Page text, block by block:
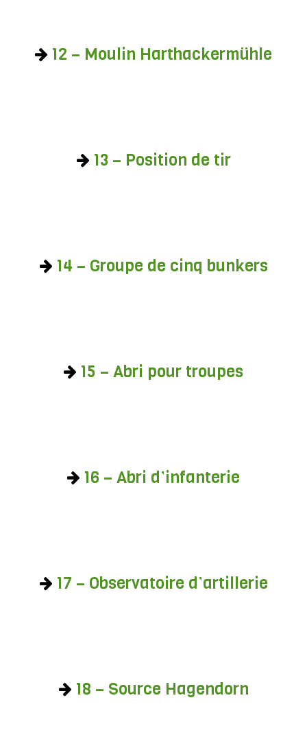
12 – Moulin Harthackermühle
13 – Position de tir
14 – Groupe de cinq bunkers
15 – Abri pour troupes
16 – Abri d’infanterie
17 – Observatoire d’artillerie
18 – Source Hagendorn